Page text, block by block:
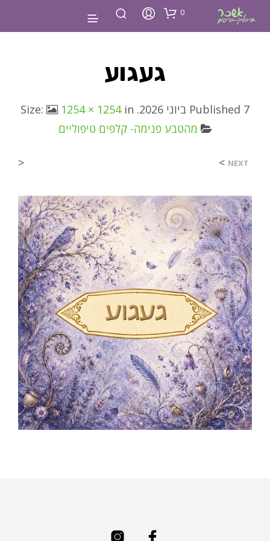
0
געגוע
Published 7 ביוני 2026 . Size:
1254 × 1254in
מהטבע פנימה- קלפים טיפוליים
< NEXT
>